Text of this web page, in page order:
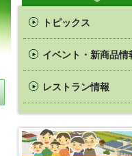
トピックス
イベント・新商品情
レストラン情報